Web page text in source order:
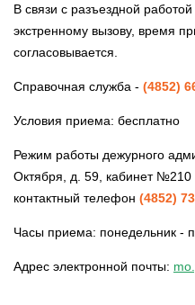
В связи с разъездной
экстренному вызову, время
согласовывается.
Справочная служба - (4852)
Условия приема: бесплатно
Режим работы дежурного
Октября, д. 59, кабинет №210
контактный телефон (4852)
Часы приема: понедельник -
Адрес электронной почты: